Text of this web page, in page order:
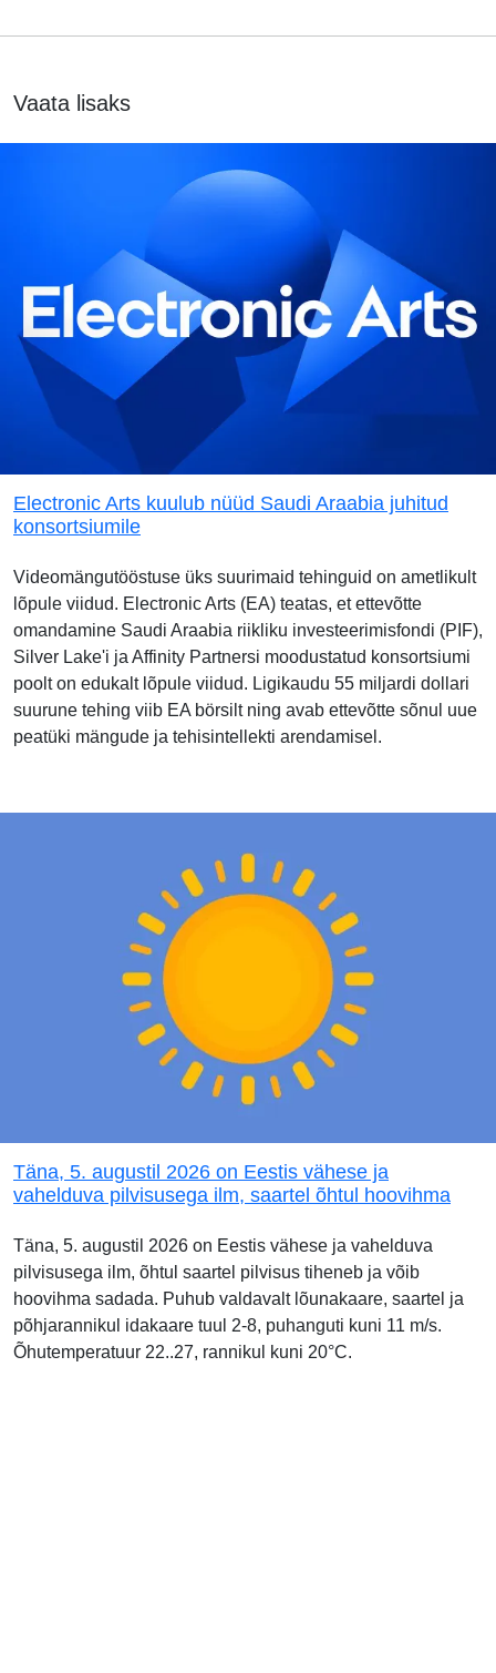
Vaata lisaks
Electronic Arts kuulub nüüd Saudi Araabia juhitud
konsortsiumile
Videomängutööstuse üks suurimaid tehinguid on ametlikult
lõpule viidud. Electronic Arts (EA) teatas, et ettevõtte
omandamine Saudi Araabia riikliku investeerimisfondi (PIF),
Silver Lake'i ja Affinity Partnersi moodustatud konsortsiumi
poolt on edukalt lõpule viidud. Ligikaudu 55 miljardi dollari
suurune tehing viib EA börsilt ning avab ettevõtte sõnul uue
peatüki mängude ja tehisintellekti arendamisel.
Täna, 5. augustil 2026 on Eestis vähese ja
vahelduva pilvisusega ilm, saartel õhtul hoovihma
Täna, 5. augustil 2026 on Eestis vähese ja vahelduva
pilvisusega ilm, õhtul saartel pilvisus tiheneb ja võib
hoovihma sadada. Puhub valdavalt lõunakaare, saartel ja
põhjarannikul idakaare tuul 2-8, puhanguti kuni 11 m/s.
Õhutemperatuur 22..27, rannikul kuni 20°C.